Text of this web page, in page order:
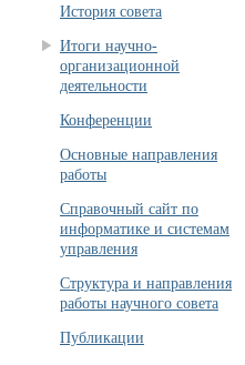
История совета
Итоги научно-
организационной
деятельности
Конференции
Основные направления
работы
Справочный сайт по
информатике и системам
управления
Структура и направления
работы научного совета
Публикации